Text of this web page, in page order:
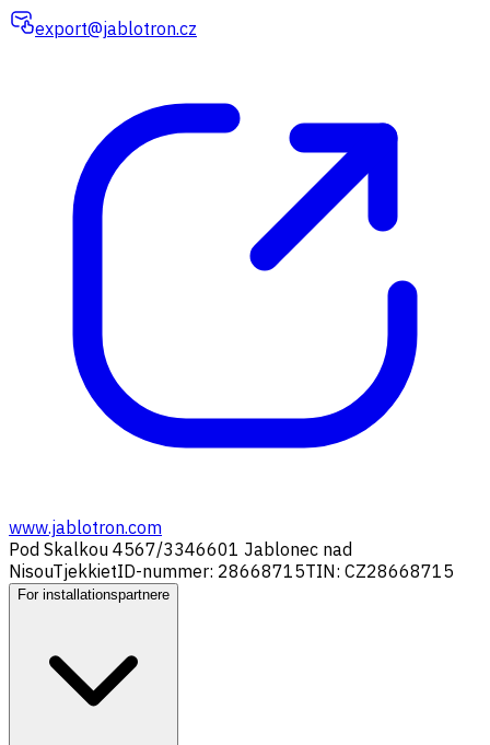
export@jablotron.cz
www.jablotron.com
Pod Skalkou 4567/3346601 Jablonec nad
NisouTjekkietID-nummer: 28668715TIN: CZ28668715
For installationspartnere